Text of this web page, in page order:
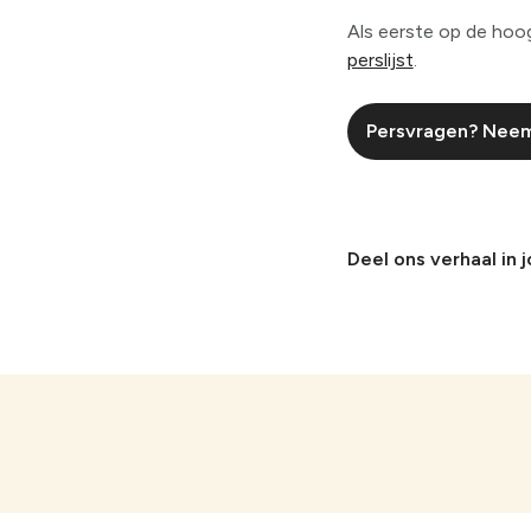
Als eerste op de
perslijst.
Persvragen?
Deel ons verhaal in